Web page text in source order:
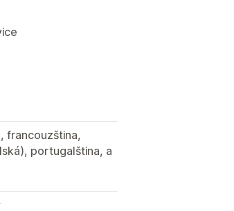
francouzština,
portugalština, a